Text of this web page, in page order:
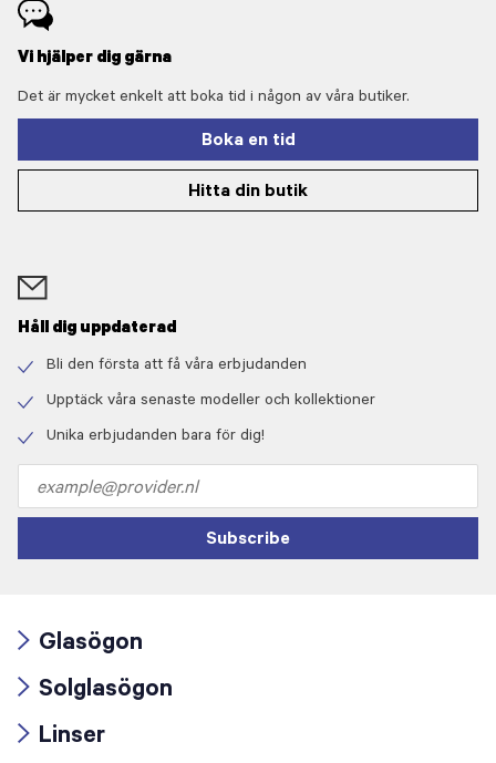
Vi hjälper dig gärna
Det är mycket enkelt att boka tid i någon av våra butiker.
Boka en tid
Hitta din butik
Håll dig uppdaterad
icon
Bli den första att få våra erbjudanden
icon
Upptäck våra senaste modeller och kollektioner
Unika erbjudanden bara för dig!
address
Subscribe
icon
Glasögon
icon
Solglasögon
Linser